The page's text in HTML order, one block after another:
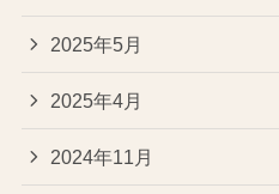
2025年5月
2025年4月
2024年11月